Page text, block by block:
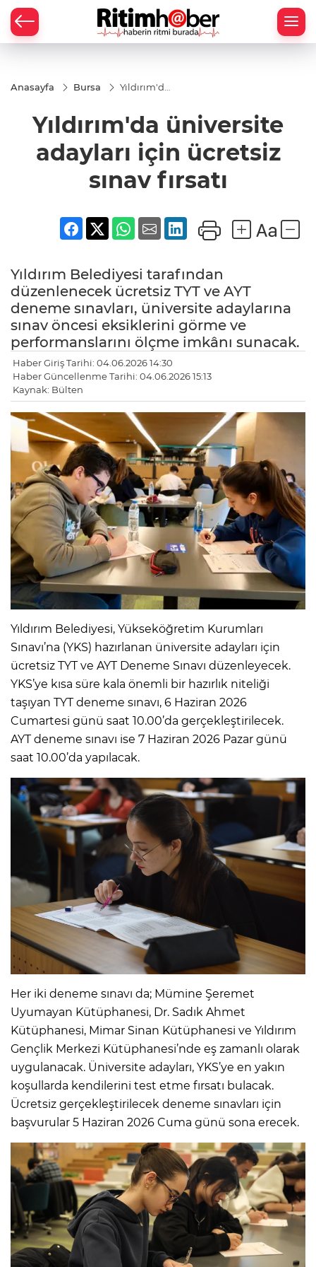
Anasayfa Bursa
Yıldırım'da
için
ücretsiz
sınav
fırsatı
Yıldırım'da üniversite
adayları için ücretsiz
sınav fırsatı
Yıldırım Belediyesi tarafından
düzenlenecek ücretsiz TYT ve AYT
deneme sınavları, üniversite adaylarına
sınav öncesi eksiklerini görme ve
performanslarını ölçme imkânı sunacak.
Haber Giriş Tarihi: 04.06.2026 14:30
Haber Güncellenme Tarihi: 04.06.2026 15:13
Kaynak: Bülten
Yıldırım Belediyesi, Yükseköğretim Kurumları
Sınavı’na (YKS) hazırlanan üniversite adayları için
ücretsiz TYT ve AYT Deneme Sınavı düzenleyecek.
YKS’ye kısa süre kala önemli bir hazırlık niteliği
taşıyan TYT deneme sınavı, 6 Haziran 2026
Cumartesi günü saat 10.00’da gerçekleştirilecek.
AYT deneme sınavı ise 7 Haziran 2026 Pazar günü
saat 10.00’da yapılacak.
Her iki deneme sınavı da; Mümine Şeremet
Uyumayan Kütüphanesi, Dr. Sadık Ahmet
Kütüphanesi, Mimar Sinan Kütüphanesi ve Yıldırım
Gençlik Merkezi Kütüphanesi’nde eş zamanlı olarak
uygulanacak. Üniversite adayları, YKS’ye en yakın
koşullarda kendilerini test etme fırsatı bulacak.
Ücretsiz gerçekleştirilecek deneme sınavları için
başvurular 5 Haziran 2026 Cuma günü sona erecek.